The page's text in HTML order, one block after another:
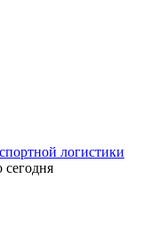
логистики
сегодня